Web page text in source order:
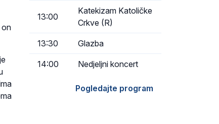
on
13:00
Katekizam Katoličke
Crkve (R)
13:30 Glazba
14:00 Nedjeljni koncert
Pogledajte program